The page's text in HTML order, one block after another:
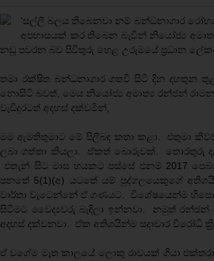
‘සල්ලි බලය තිබෙනවා නම් බන්ධනාගාර
අපහාසයක් කර තිබෙන බැවින් නියෝජ්‍ය
නඩු පවරන බව පිවිතුරු හෙළ උරුමයේ ප්‍රධාන ලේකම්
තමා රක්ෂිත බන්ධනාගාර ගතවී සිටි දින
නොසිටි බවත්, මෙය නියෝජ්‍ය අමාත්‍ය රන්ජන්
වැඩිදුරටත් අදහස් දක්වමින්,
මම ඇමතිතුමාට මේ පිලිබඳ කතා කළා. එතුමා
ලබා ගත්තා කියලා. ඒකත් බොරුවක්. තොරතුරු
එතැන් සිට මාස හයකට පස්සේ එනම් 2017
පනතේ 5(1)(අ) යටතේ යම් පුද්ගලයෙකුගේ
වාර්තා වැටෙන්නේ ඒ ගණයට. විශේෂයෙන්ම
සිටීමට වෛද්‍යවරු බැඳිලා ඉන්නවා. නමුත් රන්ජන්
අදහස් දක්වනවා. ඒක අතිශයින්ම සදාචාර විරෝධි
ඒ වගේම මෑත කාලයේ ලොකු රාවයක් ගියා